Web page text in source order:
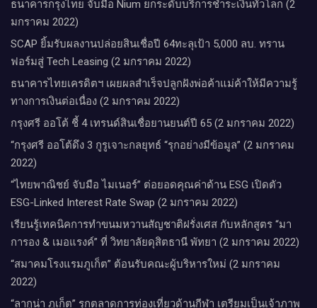
ธนาคารกรุงไทย จับมือ Nium ยกระดับบริการชำระเงินทั่วโลก (2
มกราคม 2022)
SCAP ยิ้มรับผลงานปล่อยสินเชื่อปี 64ทะลุเป้า 5,000 ลบ. ทราน
ฟอร์มสู่ Tech Leasing (2 มกราคม 2022)
ธนาคารไทยเครดิตฯ เผยผลสำเร็จปลูกฝังพ่อค้าแม่ค้าให้มีความรู้
ทางการเงินต่อเนื่อง (2 มกราคม 2022)
กรุงศรี ออโต้ ชี้ 4 เทรนด์สินเชื่อยานยนต์ปี 65 (2 มกราคม 2022)
“กรุงศรี ออโต้ดึง 3 กูรูเจาะกลยุทธ์ “รุกอย่างมีข้อมูล” (2 มกราคม
2022)
“ไทยพาณิชย์ จับมือ ไมเนอร์” ต่อยอดคุณค่าด้าน ESG เปิดตัว
ESG-Linked Interest Rate Swap (2 มกราคม 2022)
เรียนรู้เทคนิคการทำขนมหวานสัญชาติฝรั่งเศส กับหลักสูตร “มา
การอง & เมอแรงค์” ที่ วิทยาลัยดุสิตธานี พัทยา (2 มกราคม 2022)
“สมาคมโรงแรมภูเก็ต” ต้อนรับคณะผู้บริหารใหม่ (2 มกราคม
2022)
“ลากูน่า ภูเก็ต” รุกตลาดการท่องเที่ยวด้านกีฬา เตรียมเป็นเจ้าภาพ